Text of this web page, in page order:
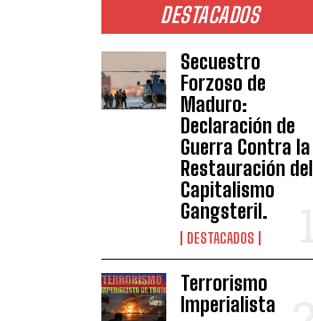
DESTACADOS
Secuestro
Forzoso de
Maduro:
Declaración de
Guerra Contra la
Restauración del
Capitalismo
Gangsteril.
DESTACADOS
Terrorismo
Imperialista